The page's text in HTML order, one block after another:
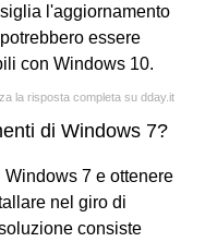
l'aggiornamento
essere
con Windows 10.
la risposta completa su dday.it
di Windows 7?
7 e ottenere
nel giro di
consiste